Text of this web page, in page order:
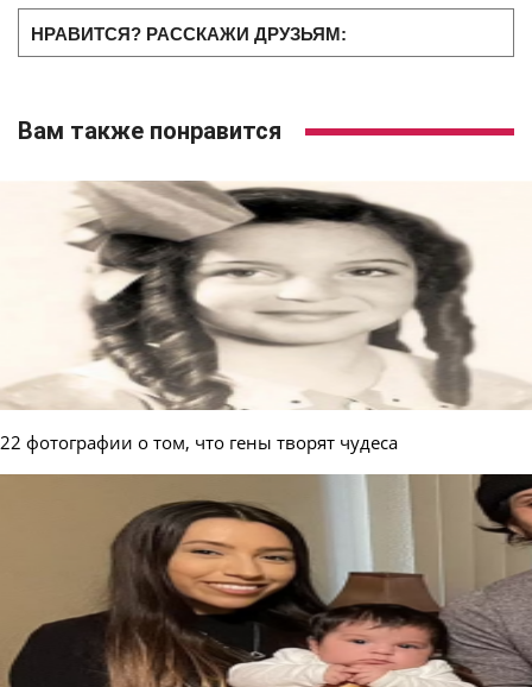
НРАВИТСЯ? РАССКАЖИ ДРУЗЬЯМ:
Вам также понравится
22 фотографии о том, что гены творят чудеса